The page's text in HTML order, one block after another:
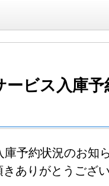
ービス入庫予
庫予約状況のお知
ありがとうござ